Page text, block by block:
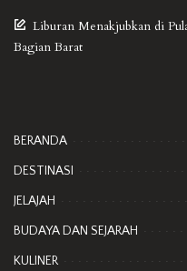
Liburan Menakjubkan di
Bagian Barat
BERANDA
DESTINASI
JELAJAH
BUDAYA DAN SEJARAH
KULINER